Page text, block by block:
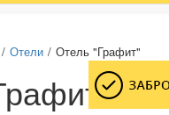
/ Отели / Отель "Графит"